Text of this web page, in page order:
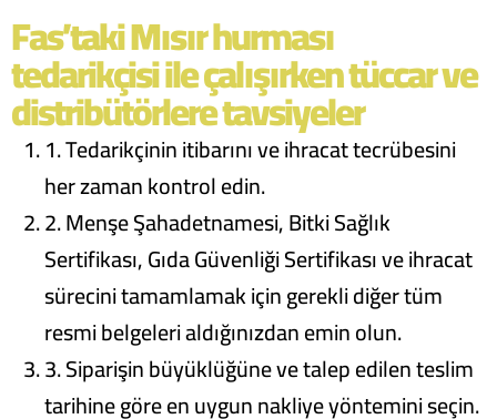
Fas’taki Mısır hurması
tedarikçisi ile çalışırken tüccar ve
distribütörlere tavsiyeler
1. Tedarikçinin itibarını ve ihracat tecrübesini
her zaman kontrol edin.
2. Menşe Şahadetnamesi, Bitki Sağlık
Sertifikası, Gıda Güvenliği Sertifikası ve ihracat
sürecini tamamlamak için gerekli diğer tüm
resmi belgeleri aldığınızdan emin olun.
3. Siparişin büyüklüğüne ve talep edilen teslim
tarihine göre en uygun nakliye yöntemini seçin.